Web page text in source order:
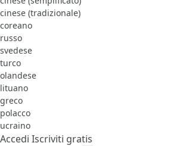
cinese (tradizionale)
coreano
russo
svedese
turco
olandese
lituano
greco
polacco
ucraino
Accedi Iscriviti gratis